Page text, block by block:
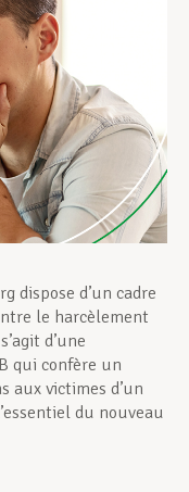
dispose d’un cadre
le harcèlement
d’une
qui confère un
aux victimes d’un
du nouveau